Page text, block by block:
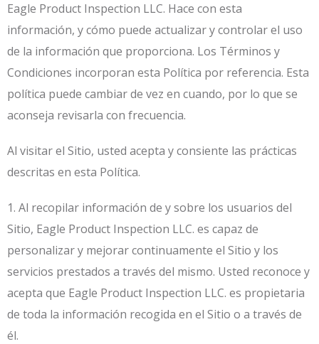
Eagle Product Inspection LLC. Hace con esta
información, y cómo puede actualizar y controlar el uso
de la información que proporciona. Los Términos y
Condiciones incorporan esta Política por referencia. Esta
política puede cambiar de vez en cuando, por lo que se
aconseja revisarla con frecuencia.
Al visitar el Sitio, usted acepta y consiente las prácticas
descritas en esta Política.
1. Al recopilar información de y sobre los usuarios del
Sitio, Eagle Product Inspection LLC. es capaz de
personalizar y mejorar continuamente el Sitio y los
servicios prestados a través del mismo. Usted reconoce y
acepta que Eagle Product Inspection LLC. es propietaria
de toda la información recogida en el Sitio o a través de
él.